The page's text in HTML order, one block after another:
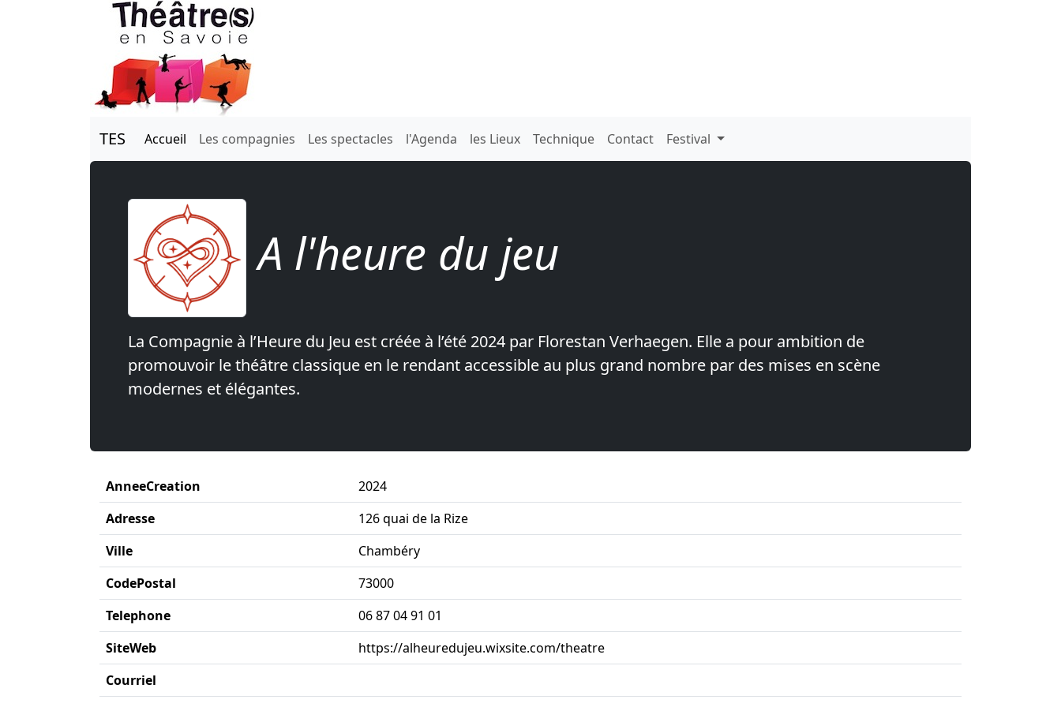
TES Accueil Les compagnies Les spectacles l'Agenda les Lieux Technique Contact Festival
A l'heure du jeu
La Compagnie à l’Heure du Jeu est créée à l’été 2024 par Florestan Verhaegen. Elle a pour ambition de
promouvoir le théâtre classique en le rendant accessible au plus grand nombre par des mises en scène
modernes et élégantes.
AnneeCreation
2024
Adresse
126 quai de la Rize
Ville
Chambéry
CodePostal
73000
Telephone
06 87 04 91 01
SiteWeb
https://alheuredujeu.wixsite.com/theatre
Courriel